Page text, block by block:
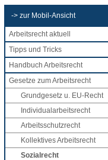
-> zur Mobil-Ansicht
Arbeitsrecht aktuell
Tipps und Tricks
Handbuch Arbeitsrecht
Gesetze zum Arbeitsrecht
Grundgesetz u. EU-Recht
Individualarbeitsrecht
Arbeitsschutzrecht
Kollektives Arbeitsrecht
Sozialrecht